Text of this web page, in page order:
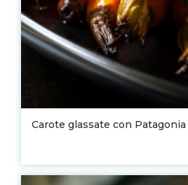
Carote glassate con